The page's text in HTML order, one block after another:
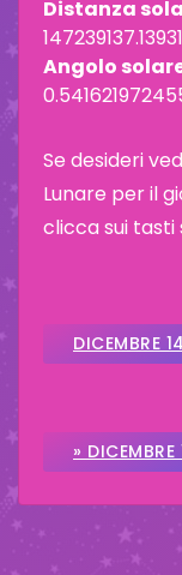
Distanza
Angolo
Se desideri
Lunare per il
clicca sui tasti
DICEMBRE
»